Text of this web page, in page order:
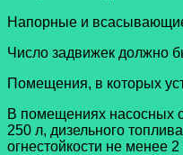
Напорные и
Число задвижек должно
Помещения, в которых
В помещениях насосных
250 л, дизельного
огнестойкости не менее